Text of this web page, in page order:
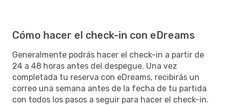
Cómo hacer el check-in con eDreams
Generalmente podrás hacer el check-in a partir de
24 a 48 horas antes del despegue. Una vez
completada tu reserva con eDreams, recibirás un
correo una semana antes de la fecha de tu partida
con todos los pasos a seguir para hacer el check-in.